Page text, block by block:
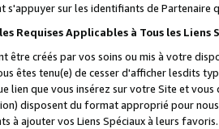
s'appuyer sur les identifiants de Partenaire
Requises Applicables à Tous les Liens
être créés par vos soins ou mis à votre
êtes tenu(e) de cesser d'afficher lesdits
lien que vous insérez sur votre Site et
disposent du format approprié pour
à ajouter vos Liens Spéciaux à leurs